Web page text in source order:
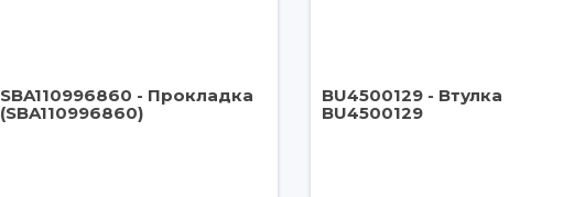
SBA110996860 - Прокладка
(SBA110996860)
BU4500129 - Втулка
BU4500129